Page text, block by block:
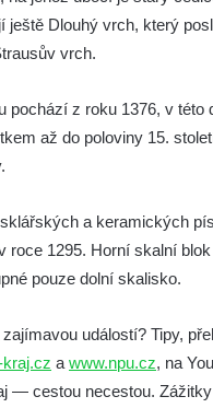
ještě Dlouhý vrch, který
vrch.
pochází z roku 1376, v
až do poloviny 15.
a keramických
roce 1295. Horní skalní
pouze dolní skalisko.
událostí? Tipy,
a www.npu.cz, na
— cestou necestou.